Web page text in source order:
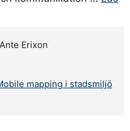
Erixon
mapping i stadsmiljö